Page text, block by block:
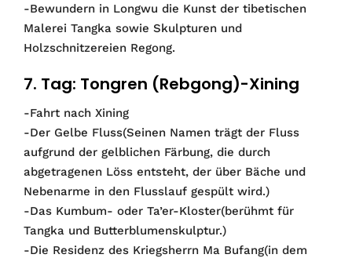
-Bewundern in Longwu die Kunst der tibetischen
Malerei Tangka sowie Skulpturen und
Holzschnitzereien Regong.
7. Tag: Tongren (Rebgong)-Xining
-Fahrt nach Xining
-Der Gelbe Fluss(Seinen Namen trägt der Fluss
aufgrund der gelblichen Färbung, die durch
abgetragenen Löss entsteht, der über Bäche und
Nebenarme in den Flusslauf gespült wird.)
-Das Kumbum- oder Ta’er-Kloster(berühmt für
Tangka und Butterblumenskulptur.)
-Die Residenz des Kriegsherrn Ma Bufang(in dem